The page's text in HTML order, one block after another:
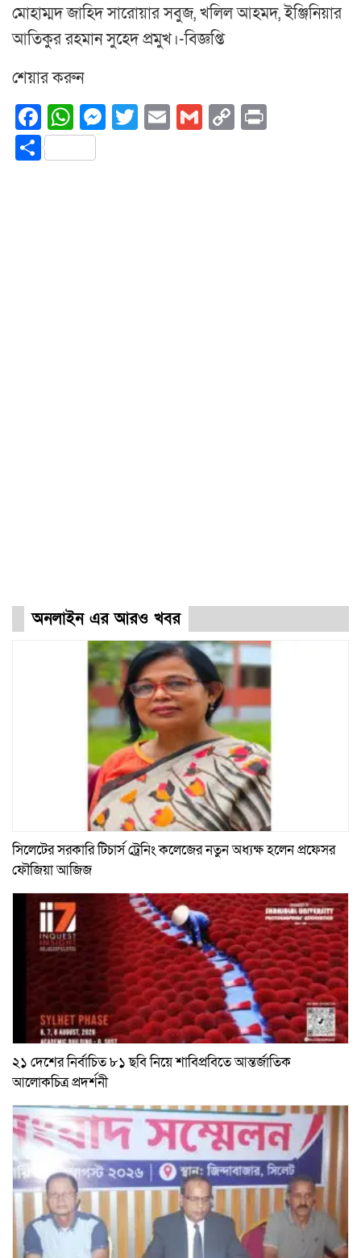
মোহাম্মদ জাহিদ সারোয়ার সবুজ, খলিল আহমদ, ইঞ্জিনিয়ার
আতিকুর রহমান সুহেদ প্রমুখ।-বিজ্ঞপ্তি
শেয়ার করুন
Facebook
WhatsApp
Messenger
Twitter
EmailGmail
Copy
Share
অনলাইন এর আরও খবর
সিলেটের সরকারি টিচার্স ট্রেনিং কলেজের নতুন অধ্যক্ষ হলেন প্রফেসর
ফৌজিয়া আজিজ
২১ দেশের নির্বাচিত ৮১ ছবি নিয়ে শাবিপ্রবিতে আন্তর্জাতিক
আলোকচিত্র প্রদর্শনী